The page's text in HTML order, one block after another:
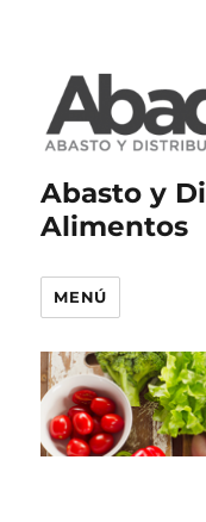
Abasto y
Alimentos
MENÚ